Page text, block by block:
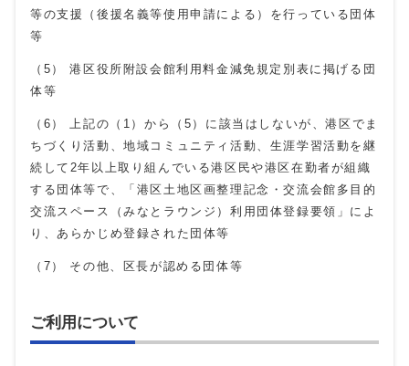
等の支援（後援名義等使用申請による）を行っている団体
等
（5） 港区役所附設会館利用料金減免規定別表に掲げる団
体等
（6） 上記の（1）から（5）に該当はしないが、港区でま
ちづくり活動、地域コミュニティ活動、生涯学習活動を継
続して2年以上取り組んでいる港区民や港区在勤者が組織
する団体等で、「港区土地区画整理記念・交流会館多目的
交流スペース（みなとラウンジ）利用団体登録要領」によ
り、あらかじめ登録された団体等
（7） その他、区長が認める団体等
ご利用について